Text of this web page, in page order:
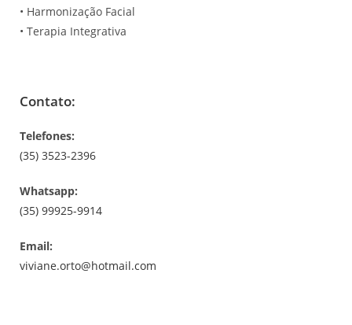
• Harmonização Facial
• Terapia Integrativa
Contato:
Telefones:
(35) 3523-2396
Whatsapp:
(35) 99925-9914
Email:
viviane.orto@hotmail.com